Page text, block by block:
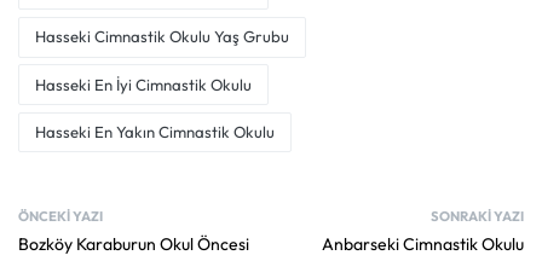
Hasseki Cimnastik Okulu Yaş Grubu
Hasseki En İyi Cimnastik Okulu
Hasseki En Yakın Cimnastik Okulu
ÖNCEKI YAZI
Bozköy Karaburun Okul Öncesi
SONRAKI YAZI
Anbarseki Cimnastik Okulu